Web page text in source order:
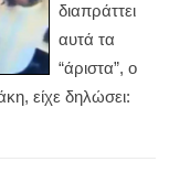
διαπράττει
αυτά τα
“άριστα”, ο
είχε δηλώσει: